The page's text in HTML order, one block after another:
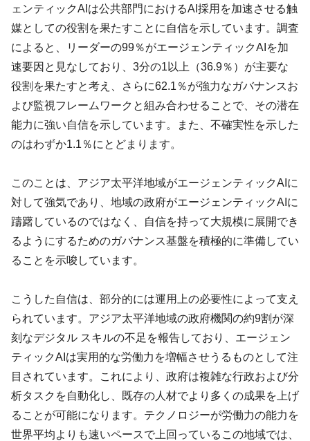
ェンティックAIは公共部門におけるAI採用を加速させる触
媒としての役割を果たすことに自信を示しています。調査
によると、リーダーの99％がエージェンティックAIを加
速要因と見なしており、3分の1以上（36.9％）が主要な
役割を果たすと考え、さらに62.1％が強力なガバナンスお
よび監視フレームワークと組み合わせることで、その潜在
能力に強い自信を示しています。また、不確実性を示した
のはわずか1.1％にとどまります。
このことは、アジア太平洋地域がエージェンティックAIに
対して強気であり、地域の政府がエージェンティックAIに
躊躇しているのではなく、自信を持って大規模に展開でき
るようにするためのガバナンス基盤を積極的に準備してい
ることを示唆しています。
こうした自信は、部分的には運用上の必要性によって支え
られています。アジア太平洋地域の政府機関の約9割が深
刻なデジタル スキルの不足を報告しており、エージェン
ティックAIは実用的な労働力を増幅させうるものとして注
目されています。これにより、政府は複雑な行政および分
析タスクを自動化し、既存の人材でより多くの成果を上げ
ることが可能になります。テクノロジーが労働力の能力を
世界平均よりも速いペースで上回っているこの地域では、